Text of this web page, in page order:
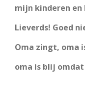
mijn kinderen
Lieverds! Goed
Oma zingt, oma
oma is blij